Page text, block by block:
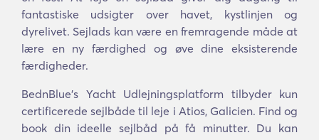
fantastiske udsigter over havet, kystlinjen og
dyrelivet. Sejlads kan være en fremragende måde at
lære en ny færdighed og øve dine eksisterende
færdigheder.
BednBlue's Yacht Udlejningsplatform tilbyder kun
certificerede sejlbåde til leje i Atios, Galicien. Find og
book din ideelle sejlbåd på få minutter. Du kan